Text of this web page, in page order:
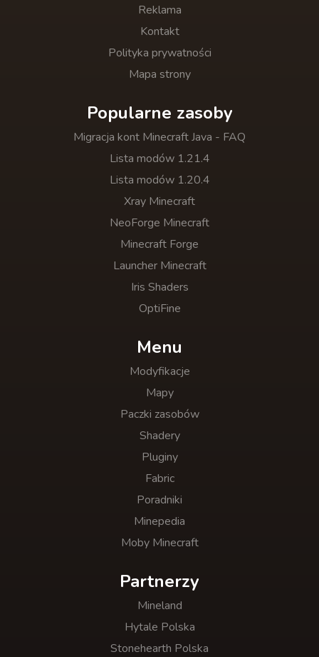
Reklama
Kontakt
Polityka prywatności
Mapa strony
Popularne zasoby
Migracja kont Minecraft Java - FAQ
Lista modów 1.21.4
Lista modów 1.20.4
Xray Minecraft
NeoForge Minecraft
Minecraft Forge
Launcher Minecraft
Iris Shaders
OptiFine
Menu
Modyfikacje
Mapy
Paczki zasobów
Shadery
Pluginy
Fabric
Poradniki
Minepedia
Moby Minecraft
Partnerzy
Mineland
Hytale Polska
Stonehearth Polska